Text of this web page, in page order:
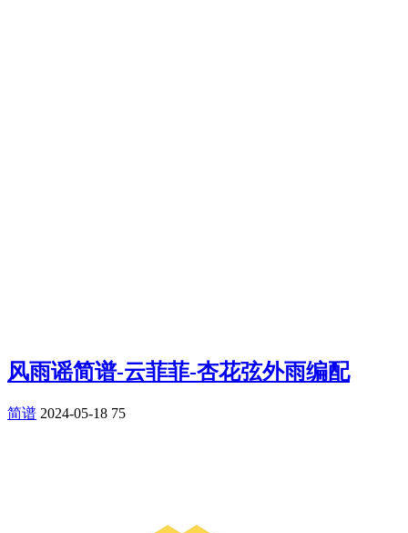
风雨谣简谱-云菲菲-杏花弦外雨编配
简谱 2024-05-18 75